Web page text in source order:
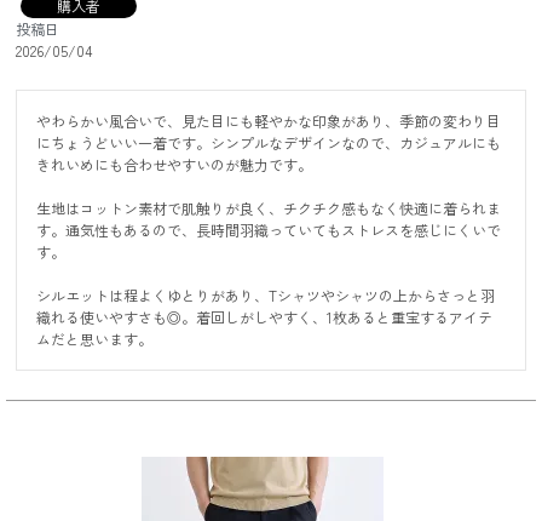
購入者
投稿日
2026/05/04
やわらかい風合いで、見た目にも軽やかな印象があり、季節の変わり目
にちょうどいい一着です。シンプルなデザインなので、カジュアルにも
きれいめにも合わせやすいのが魅力です。
生地はコットン素材で肌触りが良く、チクチク感もなく快適に着られま
す。通気性もあるので、長時間羽織っていてもストレスを感じにくいで
す。
シルエットは程よくゆとりがあり、Tシャツやシャツの上からさっと羽
織れる使いやすさも◎。着回しがしやすく、1枚あると重宝するアイテ
ムだと思います。